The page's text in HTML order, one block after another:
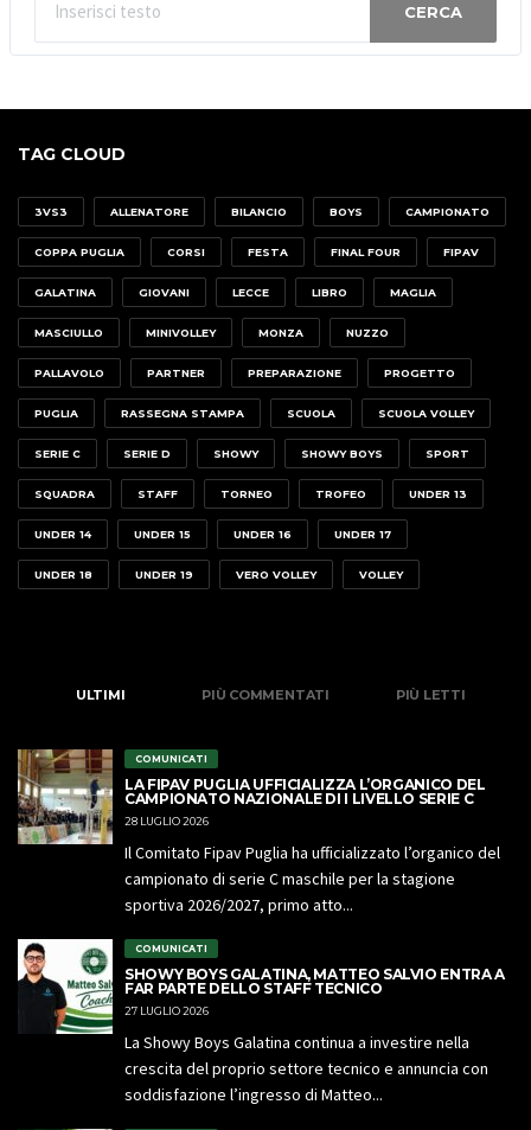
CERCA
TAG CLOUD
3VS3 ALLENATORE BILANCIO BOYS CAMPIONATO
COPPA PUGLIA CORSI FESTA FINAL FOUR FIPAV
GALATINA GIOVANI LECCE LIBRO MAGLIA
MASCIULLO MINIVOLLEY MONZA NUZZO
PALLAVOLO PARTNER PREPARAZIONE PROGETTO
PUGLIA RASSEGNA STAMPA SCUOLA SCUOLA VOLLEY
SERIE C SERIE D SHOWY SHOWY BOYS SPORT
SQUADRA STAFF TORNEO TROFEO UNDER 13
UNDER 14 UNDER 15 UNDER 16 UNDER 17
UNDER 18 UNDER 19 VERO VOLLEY VOLLEY
ULTIMI PIÙ COMMENTATI PIÙ LETTI
COMUNICATI
LA FIPAV PUGLIA UFFICIALIZZA L’ORGANICO DEL
CAMPIONATO NAZIONALE DI I LIVELLO SERIE C
28 LUGLIO 2026
Il Comitato Fipav Puglia ha ufficializzato l’organico del
campionato di serie C maschile per la stagione
sportiva 2026/2027, primo atto...
COMUNICATI
SHOWY BOYS GALATINA, MATTEO SALVIO ENTRA A
FAR PARTE DELLO STAFF TECNICO
27 LUGLIO 2026
La Showy Boys Galatina continua a investire nella
crescita del proprio settore tecnico e annuncia con
soddisfazione l’ingresso di Matteo...